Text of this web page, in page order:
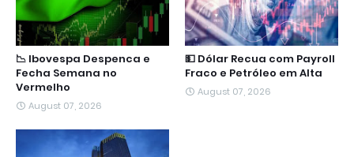
📉 Ibovespa Despenca e
Fecha Semana no
Vermelho
August 07, 2026
💵 Dólar Recua com Payroll
Fraco e Petróleo em Alta
August 07, 2026